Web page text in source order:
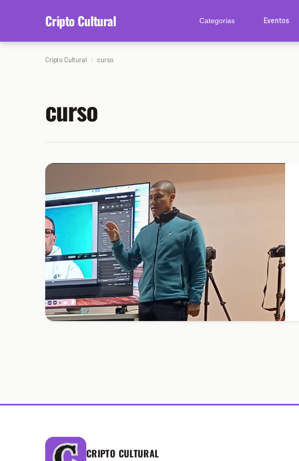
Cripto Cultural Categorias Eventos
Cripto Cultural curso
curso
CRIPTO CULTURAL